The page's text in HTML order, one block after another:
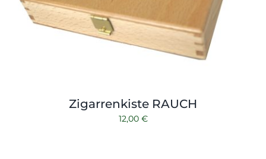
Zigarrenkiste RAUCH
12,00 €